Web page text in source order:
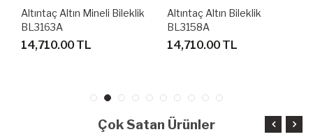
Altıntaç Altın Mineli Bileklik
BL3163A
14,710.00 TL
Altıntaç Altın Bileklik
BL3158A
14,710.00 TL
Çok Satan Ürünler